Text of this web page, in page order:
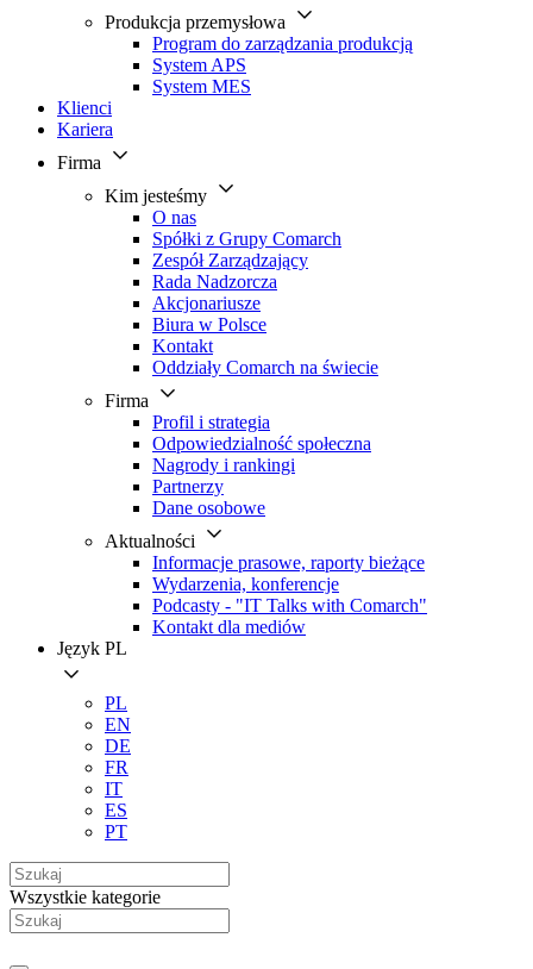
Produkcja przemysłowa
Program do zarządzania produkcją
System APS
System MES
Klienci
Kariera
Firma
Kim jesteśmy
O nas
Spółki z Grupy Comarch
Zespół Zarządzający
Rada Nadzorcza
Akcjonariusze
Biura w Polsce
Kontakt
Oddziały Comarch na świecie
Firma
Profil i strategia
Odpowiedzialność społeczna
Nagrody i rankingi
Partnerzy
Dane osobowe
Aktualności
Informacje prasowe, raporty bieżące
Wydarzenia, konferencje
Podcasty - "IT Talks with Comarch"
Kontakt dla mediów
Język PL
PL
EN
DE
FR
IT
ES
PT
Wszystkie kategorie